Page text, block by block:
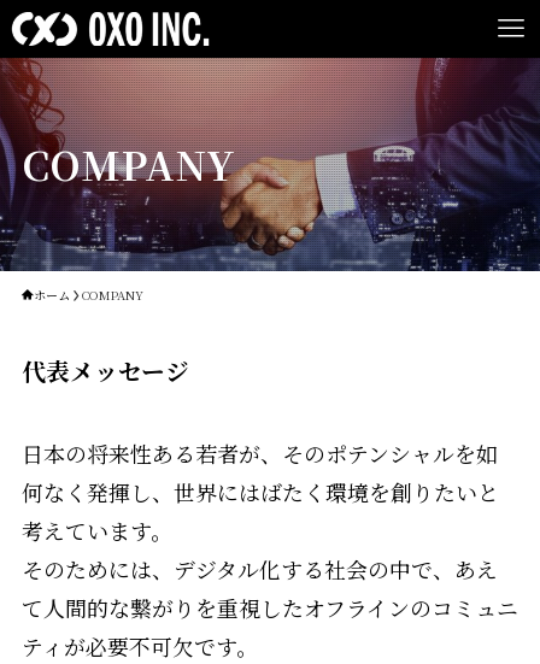
COMPANY
ホーム COMPANY
代表メッセージ
日本の将来性ある若者が、そのポテンシャルを如
何なく発揮し、世界にはばたく環境を創りたいと
考えています。
そのためには、デジタル化する社会の中で、あえ
て人間的な繋がりを重視したオフラインのコミュニ
ティが必要不可欠です。